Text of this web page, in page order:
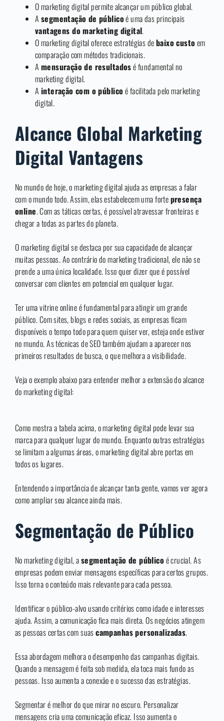
O marketing digital permite alcançar um público global.
A segmentação de públicoé uma das principais
vantagens do marketing digital.
O marketing digital oferece estratégias debaixo custoem
comparação com métodos tradicionais.
A mensuração de resultadosé fundamental no
marketing digital.
A interação com o públicoé facilitada pelo marketing
digital.
Alcance Global Marketing
Digital Vantagens
No mundo de hoje, o marketing digital ajuda as empresas a falar
com o mundo todo. Assim, elas estabelecem uma fortepresença
online. Com as táticas certas, é possível atravessar fronteiras e
chegar a todas as partes do planeta.
O marketing digital se destaca por sua capacidade de alcançar
muitas pessoas. Ao contrário do marketing tradicional, ele não se
prende a uma única localidade. Isso quer dizer que é possível
conversar com clientes em potencial em qualquer lugar.
Ter uma vitrine online é fundamental para atingir um grande
público. Com sites, blogs e redes sociais, as empresas ficam
disponíveis o tempo todo para quem quiser ver, esteja onde estiver
no mundo. As técnicas de SEO também ajudam a aparecer nos
primeiros resultados de busca, o que melhora a visibilidade.
Veja o exemplo abaixo para entender melhor a extensão do alcance
do marketing digital:
Como mostra a tabela acima, o marketing digital pode levar sua
marca para qualquer lugar do mundo. Enquanto outras estratégias
se limitam a algumas áreas, o marketing digital abre portas em
todos os lugares.
Entendendo a importância de alcançar tanta gente, vamos ver agora
como ampliar seu alcance ainda mais.
Segmentação de Público
No marketing digital, asegmentação de públicoé crucial. As
empresas podem enviar mensagens específicas para certos grupos.
Isso torna o conteúdo mais relevante para cada pessoa.
Identificar o público-alvo usando critérios como idade e interesses
ajuda. Assim, a comunicação fica mais direta. Os negócios atingem
as pessoas certas com suascampanhas personalizadas.
Essa abordagem melhora o desempenho das campanhas digitais.
Quando a mensagem é feita sob medida, ela toca mais fundo as
pessoas. Isso aumenta a conexão e o sucesso das estratégias.
Segmentar é melhor do que mirar no escuro. Personalizar
mensagens cria uma comunicação eficaz. Isso aumenta o